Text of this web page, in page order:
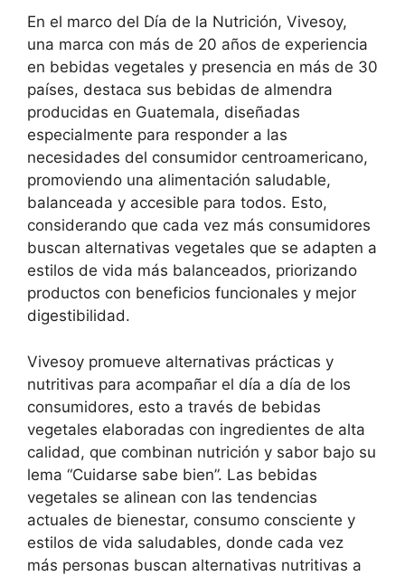
En el marco del Día de la Nutrición, Vivesoy,
una marca con más de 20 años de experiencia
en bebidas vegetales y presencia en más de 30
países, destaca sus bebidas de almendra
producidas en Guatemala, diseñadas
especialmente para responder a las
necesidades del consumidor centroamericano,
promoviendo una alimentación saludable,
balanceada y accesible para todos. Esto,
considerando que cada vez más consumidores
buscan alternativas vegetales que se adapten a
estilos de vida más balanceados, priorizando
productos con beneficios funcionales y mejor
digestibilidad.
Vivesoy promueve alternativas prácticas y
nutritivas para acompañar el día a día de los
consumidores, esto a través de bebidas
vegetales elaboradas con ingredientes de alta
calidad, que combinan nutrición y sabor bajo su
lema “Cuidarse sabe bien”. Las bebidas
vegetales se alinean con las tendencias
actuales de bienestar, consumo consciente y
estilos de vida saludables, donde cada vez
más personas buscan alternativas nutritivas a